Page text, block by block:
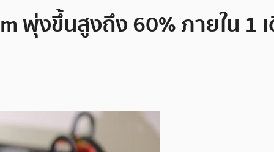
พุ่งขึ้นสูงถึง 60% ภายใน 1